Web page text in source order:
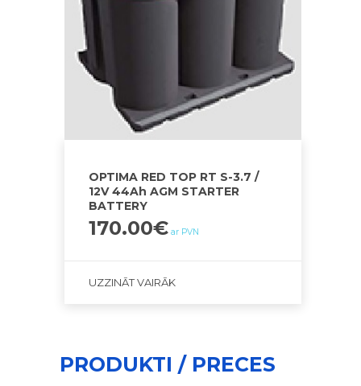
OPTIMA RED TOP RT S-3.7 /
12V 44Ah AGM STARTER
BATTERY
170.00€ ar PVN
UZZINĀT VAIRĀK
PRODUKTI / PRECES